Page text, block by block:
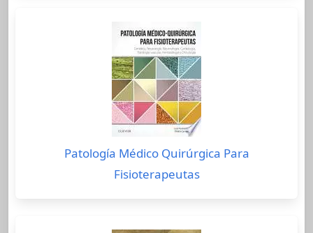
Patología Médico Quirúrgica Para
Fisioterapeutas